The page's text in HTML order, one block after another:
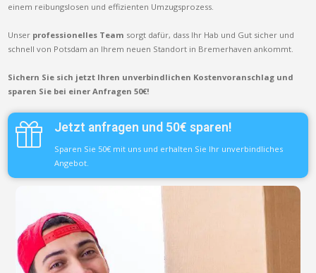
einem reibungslosen und effizienten Umzugsprozess.
Unser professionelles Team sorgt dafür, dass Ihr Hab und Gut sicher und
schnell von Potsdam an Ihrem neuen Standort in Bremerhaven ankommt.
Sichern Sie sich jetzt Ihren unverbindlichen Kostenvoranschlag und
sparen Sie bei einer Anfragen 50€!
Jetzt anfragen und 50€ sparen!
Sparen Sie 50€ mit uns und erhalten Sie Ihr unverbindliches
Angebot.